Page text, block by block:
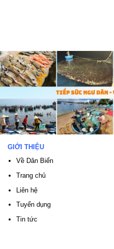
GIỚI THIỆU
Về Dân Biển
Trang chủ
Liên hệ
Tuyển dụng
Tin tức